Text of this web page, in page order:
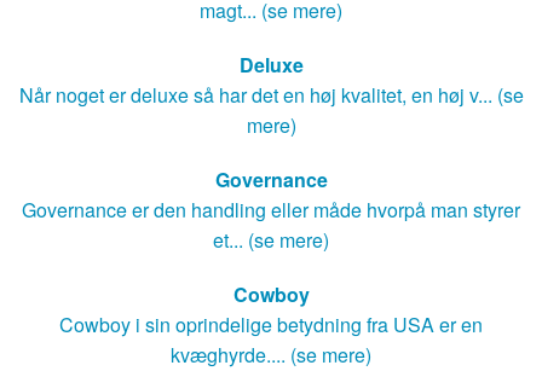
magt... (se mere)
Deluxe
Når noget er deluxe så har det en høj kvalitet, en høj v... (se
mere)
Governance
Governance er den handling eller måde hvorpå man styrer
et... (se mere)
Cowboy
Cowboy i sin oprindelige betydning fra USA er en
kvæghyrde.... (se mere)